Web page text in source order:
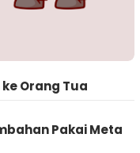
Orang Tua
Pakai Meta